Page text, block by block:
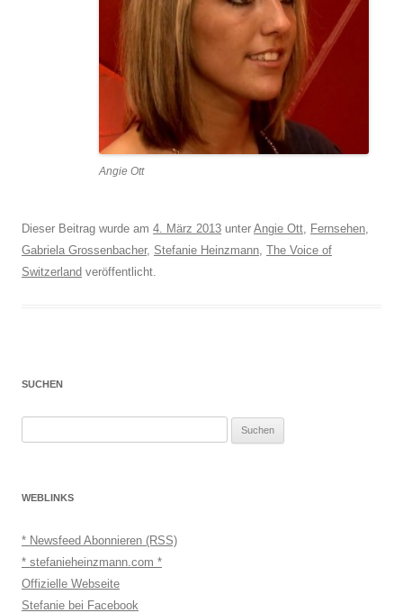
Angie Ott
Dieser Beitrag wurde am 4. März 2013 unter Angie Ott, Fernsehen,
Gabriela Grossenbacher, Stefanie Heinzmann, The Voice of
Switzerland veröffentlicht.
SUCHEN
WEBLINKS
* Newsfeed Abonnieren (RSS)
* stefanieheinzmann.com *
Offizielle Webseite
Stefanie bei Facebook